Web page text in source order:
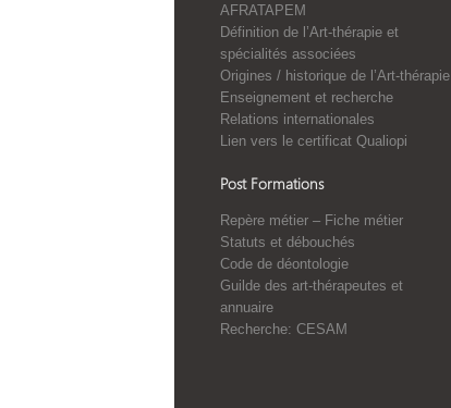
AFRATAPEM
Définition de l’Art-thérapie et
spécialités associées
Origines / historique de l’Art-thérapie
Enseignement et recherche
Relations internationales
Lien vers le certificat Qualiopi
Post Formations
Repère métier – Fiche métier
Statuts et débouchés
Code de déontologie
Guilde des art-thérapeutes et
annuaire
Recherche: CESAM